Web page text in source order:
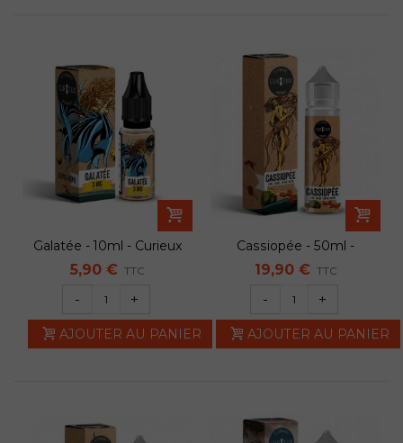
Galatée - 10ml - Curieux
5,90 € TTC
- +
AJOUTER AU PANIER
Cassiopée - 50ml -
Curieux
19,90 € TTC
- +
AJOUTER AU PANIER